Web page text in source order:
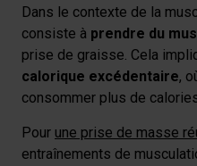
Dans le contexte de la
consiste à prendre du
prise de graisse. Cela
calorique excédentaire,
consommer plus de calories
Pour une prise de masse
entraînements de